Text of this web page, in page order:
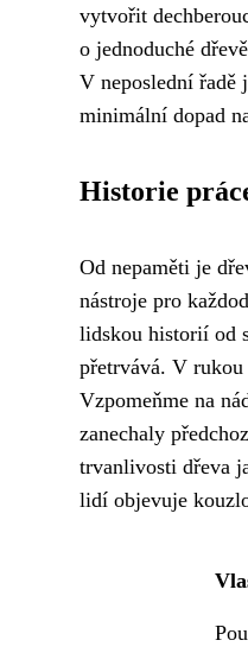
vytvořit
o jednoduché
V neposlední řadě
minimální dopad
Historie
Od nepaměti je
nástroje pro
lidskou historií od
přetrvává. V rukou
Vzpomeňme na
zanechaly
trvanlivosti dřeva
lidí objevuje